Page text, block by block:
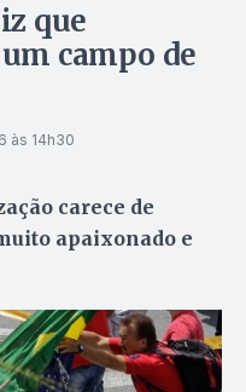
que
campo de
às 14h30
carece de
apaixonado e